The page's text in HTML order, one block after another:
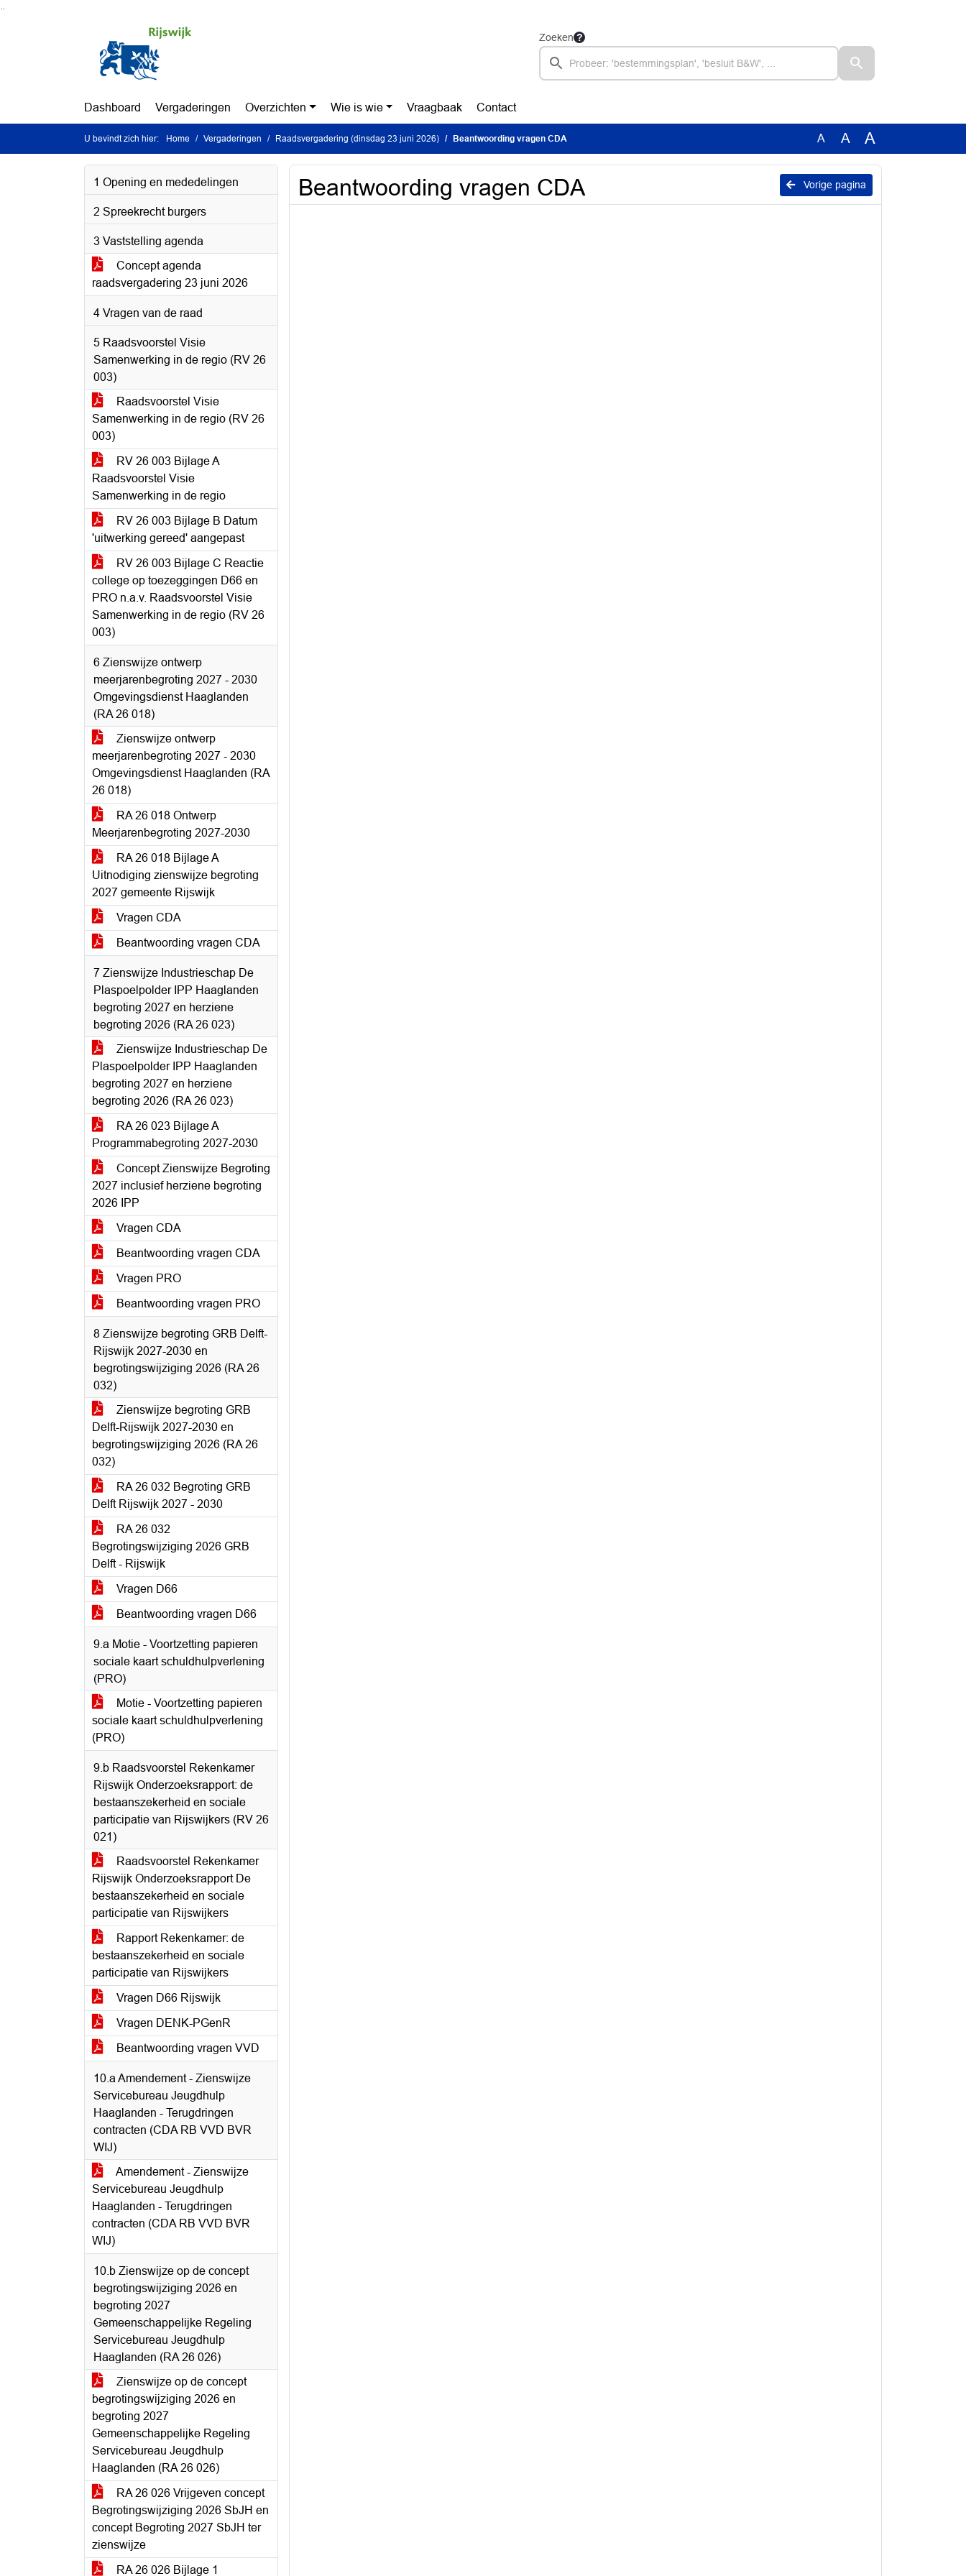
Zoeken
Dashboard Vergaderingen Overzichten Wie is wie Vraagbaak Contact
U bevindt zich hier: Home Vergaderingen Raadsvergadering (dinsdag 23 juni 2026) Beantwoording vragen CDA A A A
1 Opening en mededelingen
2 Spreekrecht burgers
3 Vaststelling agenda
Concept agenda
raadsvergadering 23 juni 2026
4 Vragen van de raad
5 Raadsvoorstel Visie
Samenwerking in de regio (RV 26
003)
Raadsvoorstel Visie
Samenwerking in de regio (RV 26
003)
RV 26 003 Bijlage A
Raadsvoorstel Visie
Samenwerking in de regio
RV 26 003 Bijlage B Datum
'uitwerking gereed' aangepast
RV 26 003 Bijlage C Reactie
college op toezeggingen D66 en
PRO n.a.v. Raadsvoorstel Visie
Samenwerking in de regio (RV 26
003)
6 Zienswijze ontwerp
meerjarenbegroting 2027 - 2030
Omgevingsdienst Haaglanden
(RA 26 018)
Zienswijze ontwerp
meerjarenbegroting 2027 - 2030
Omgevingsdienst Haaglanden (RA
26 018)
RA 26 018 Ontwerp
Meerjarenbegroting 2027-2030
RA 26 018 Bijlage A
Uitnodiging zienswijze begroting
2027 gemeente Rijswijk
Vragen CDA
Beantwoording vragen CDA
7 Zienswijze Industrieschap De
Plaspoelpolder IPP Haaglanden
begroting 2027 en herziene
begroting 2026 (RA 26 023)
Zienswijze Industrieschap De
Plaspoelpolder IPP Haaglanden
begroting 2027 en herziene
begroting 2026 (RA 26 023)
RA 26 023 Bijlage A
Programmabegroting 2027-2030
Concept Zienswijze Begroting
2027 inclusief herziene begroting
2026 IPP
Vragen CDA
Beantwoording vragen CDA
Vragen PRO
Beantwoording vragen PRO
8 Zienswijze begroting GRB Delft-
Rijswijk 2027-2030 en
begrotingswijziging 2026 (RA 26
032)
Zienswijze begroting GRB
Delft-Rijswijk 2027-2030 en
begrotingswijziging 2026 (RA 26
032)
RA 26 032 Begroting GRB
Delft Rijswijk 2027 - 2030
RA 26 032
Begrotingswijziging 2026 GRB
Delft - Rijswijk
Vragen D66
Beantwoording vragen D66
9.a Motie - Voortzetting papieren
sociale kaart schuldhulpverlening
(PRO)
Motie - Voortzetting papieren
sociale kaart schuldhulpverlening
(PRO)
9.b Raadsvoorstel Rekenkamer
Rijswijk Onderzoeksrapport: de
bestaanszekerheid en sociale
participatie van Rijswijkers (RV 26
021)
Raadsvoorstel Rekenkamer
Rijswijk Onderzoeksrapport De
bestaanszekerheid en sociale
participatie van Rijswijkers
Rapport Rekenkamer: de
bestaanszekerheid en sociale
participatie van Rijswijkers
Vragen D66 Rijswijk
Vragen DENK-PGenR
Beantwoording vragen VVD
10.a Amendement - Zienswijze
Servicebureau Jeugdhulp
Haaglanden - Terugdringen
contracten (CDA RB VVD BVR
WIJ)
Amendement - Zienswijze
Servicebureau Jeugdhulp
Haaglanden - Terugdringen
contracten (CDA RB VVD BVR
WIJ)
10.b Zienswijze op de concept
begrotingswijziging 2026 en
begroting 2027
Gemeenschappelijke Regeling
Servicebureau Jeugdhulp
Haaglanden (RA 26 026)
Zienswijze op de concept
begrotingswijziging 2026 en
begroting 2027
Gemeenschappelijke Regeling
Servicebureau Jeugdhulp
Haaglanden (RA 26 026)
RA 26 026 Vrijgeven concept
Begrotingswijziging 2026 SbJH en
concept Begroting 2027 SbJH ter
zienswijze
RA 26 026 Bijlage 1
Vorige pagina
Beantwoording vragen CDA